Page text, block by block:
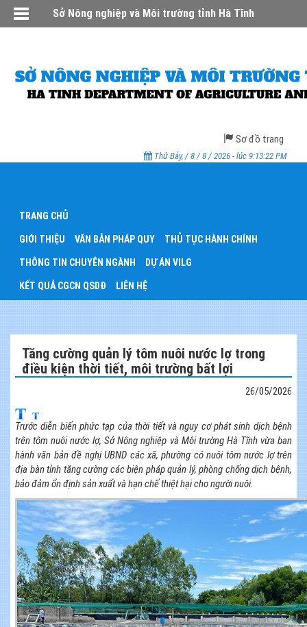
Sở Nông nghiệp và Môi trường tỉnh Hà Tĩnh
Sơ đồ trang
Thứ Bảy, / 8 / 8 / 2026 - lúc 9:13:22 PM
TRANG CHỦ
GIỚI THIỆU VĂN BẢN PHÁP QUY THỦ TỤC HÀNH CHÍNH
THÔNG TIN CHUYÊN NGÀNH DỰ ÁN VILG
KẾT QUẢ CGCN QSDĐ LIÊN HỆ
Tăng cường quản lý tôm nuôi nước lợ trong
điều kiện thời tiết, môi trường bất lợi
26/05/2026
Trước diễn biến phức tạp của thời tiết và nguy cơ phát sinh dịch bệnh
trên tôm nuôi nước lợ, Sở Nông nghiệp và Môi trường Hà Tĩnh vừa ban
hành văn bản đề nghị UBND các xã, phường có nuôi tôm nước lợ trên
địa bàn tỉnh tăng cường các biện pháp quản lý, phòng chống dịch bệnh,
bảo đảm ổn định sản xuất và hạn chế thiệt hại cho người nuôi.